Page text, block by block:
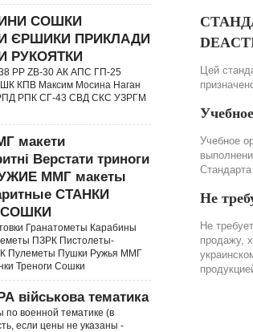
СОШКИ
ЄРШИКИ ПРИКЛАДИ
РУКОЯТКИ
PP ZB-30 АК АПС ГП-25
КПВ Максим Мосина Наган
РПК СГ-43 СВД CКС УЗРГМ
макети
Верстати триноги
ММГ макеты
СТАНКИ
Гранатометы Карабины
ПЗРК Пистолеты-
Пулеметы Пушки Ружья ММГ
Треноги Сошки
військова тематика
по военной тематике (в
если цены не указаны -
Цей
Учебное
Не
Не
продажу,